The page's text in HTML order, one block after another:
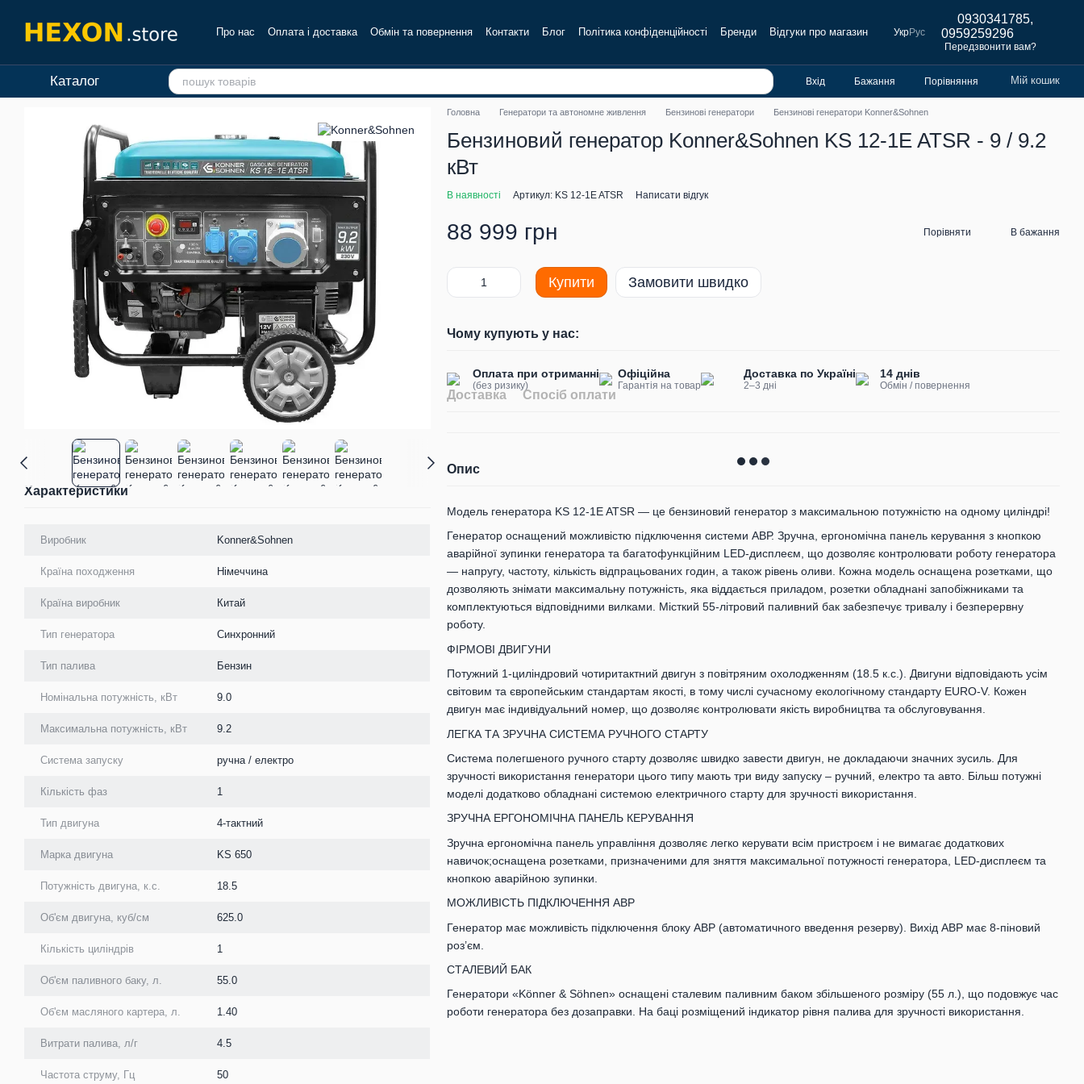
Про нас Оплата і доставка Обмін та повернення Контакти Блог Політика конфіденційності Бренди Відгуки про магазин УкрРус
0930341785,
0959259296
Передзвонити вам?
Каталог Вхід Бажання Порівняння Мій кошик
Характеристики
Виробник Konner&Sohnen
Країна походження Німеччина
Країна виробник Китай
Тип генератора Синхронний
Тип палива Бензин
Номінальна потужність, кВт 9.0
Максимальна потужність, кВт 9.2
Система запуску ручна / електро
Кількість фаз 1
Тип двигуна 4-тактний
Марка двигуна KS 650
Потужність двигуна, к.с. 18.5
Об'єм двигуна, куб/см 625.0
Кількість циліндрів 1
Об'єм паливного баку, л. 55.0
Об'єм масляного картера, л. 1.40
Витрати палива, л/г 4.5
Частота струму, Гц 50
Головна Генератори та автономне живлення Бензинові генератори Бензинові генератори Konner&Sohnen
Бензиновий генератор Konner&Sohnen KS 12-1E ATSR - 9 / 9.2
кВт
В наявності Артикул: KS 12-1E ATSR Написати відгук
88 999 грн Порівняти В бажання
Купити Замовити швидко
Чому купують у нас:
Оплата при отриманні
(без ризику)
Офіційна
Гарантія на товар
Доставка по Україні
2–3 дні
14 днів
Обмін / повернення
Доставка Спосіб оплати
Опис
Модель генератора KS 12-1E ATSR — це бензиновий генератор з максимальною потужністю на одному циліндрі!
Генератор оснащений можливістю підключення системи АВР. Зручна, ергономічна панель керування з кнопкою
аварійної зупинки генератора та багатофункційним LED-дисплеєм, що дозволяє контролювати роботу генератора
— напругу, частоту, кількість відпрацьованих годин, а також рівень оливи. Кожна модель оснащена розетками, що
дозволяють знімати максимальну потужність, яка віддається приладом, розетки обладнані запобіжниками та
комплектуються відповідними вилками. Місткий 55-літровий паливний бак забезпечує тривалу і безперервну
роботу.
ФІРМОВІ ДВИГУНИ
Потужний 1-циліндровий чотиритактний двигун з повітряним охолодженням (18.5 к.с.). Двигуни відповідають усім
світовим та європейським стандартам якості, в тому числі сучасному екологічному стандарту EURO-V. Кожен
двигун має індивідуальний номер, що дозволяє контролювати якість виробництва та обслуговування.
ЛЕГКА ТА ЗРУЧНА СИСТЕМА РУЧНОГО СТАРТУ
Система полегшеного ручного старту дозволяє швидко завести двигун, не докладаючи значних зусиль. Для
зручності використання генератори цього типу мають три виду запуску – ручний, електро та авто. Більш потужні
моделі додатково обладнані системою електричного старту для зручності використання.
ЗРУЧНА ЕРГОНОМІЧНА ПАНЕЛЬ КЕРУВАННЯ
Зручна ергономічна панель управління дозволяє легко керувати всім пристроєм і не вимагає додаткових
навичок;оснащена розетками, призначеними для зняття максимальної потужності генератора, LED-дисплеєм та
кнопкою аварійною зупинки.
МОЖЛИВІСТЬ ПІДКЛЮЧЕННЯ АВР
Генератор має можливість підключення блоку АВР (автоматичного введення резерву). Вихід АВР має 8-піновий
роз’єм.
СТАЛЕВИЙ БАК
Генератори «Könner & Söhnen» оснащені сталевим паливним баком збільшеного розміру (55 л.), що подовжує час
роботи генератора без дозаправки. На баці розміщений індикатор рівня палива для зручності використання.